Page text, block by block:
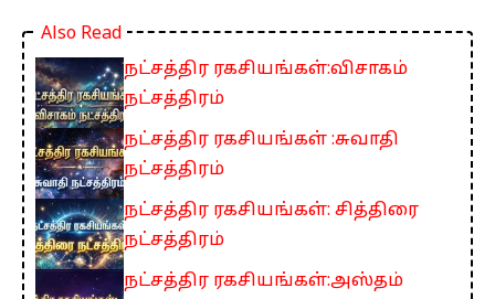
Also Read
நட்சத்திர ரகசியங்கள்:விசாகம்
நட்சத்திரம்
நட்சத்திர ரகசியங்கள் :சுவாதி
நட்சத்திரம்
நட்சத்திர ரகசியங்கள்: சித்திரை
நட்சத்திரம்
நட்சத்திர ரகசியங்கள்:அஸ்தம்